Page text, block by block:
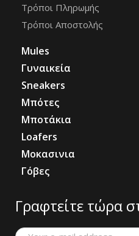
Τρόποι Πληρωμής
Τρόποι Αποστολής
Mules
Γυναικεία
Sneakers
Μπότες
Μποτάκια
Loafers
Μοκασινια
Γόβες
Γραφτείτε τώρα